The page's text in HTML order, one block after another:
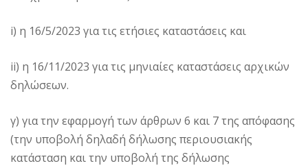
i) η 16/5/2023 για τις ετήσιες καταστάσεις και
ii) η 16/11/2023 για τις μηνιαίες καταστάσεις αρχικών
δηλώσεων.
γ) για την εφαρμογή των άρθρων 6 και 7 της απόφασης
(την υποβολή δηλαδή δήλωσης περιουσιακής
κατάσταση και την υποβολή της δήλωσης